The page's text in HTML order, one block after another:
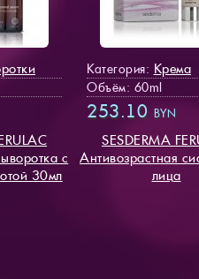
с
30мл
Категория: Крема
Объём: 60ml
253.10 BYN
SESDERMA
Антивозрастная
лица